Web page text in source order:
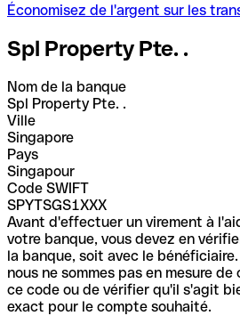
Économisez de l'argent sur les
Spl Property Pte. .
Nom de la banque
Spl Property Pte. .
Ville
Singapore
Pays
Singapour
Code SWIFT
SPYTSGS1XXX
Avant d'effectuer un virement à
votre banque, vous devez en
la banque, soit avec le
nous ne sommes pas en mesure
ce code ou de vérifier qu'il s'agit
exact pour le compte souhaité.